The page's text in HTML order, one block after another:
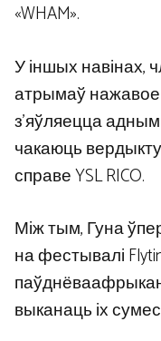
«WHAM».
У іншых навінах,
атрымаў
з’яўляецца адным
чакаюць
справе YSL RICO.
Між тым, Гуна
на фестывалі
выканаць іх